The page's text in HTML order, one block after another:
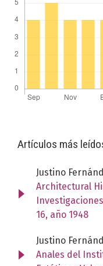
Artículos más
Justino
Architectural
16, año 1948
Justino
Anales del